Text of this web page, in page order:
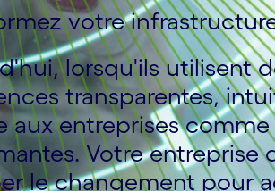
votre
lorsqu'ils utilisent
transparentes,
aux entreprises
Votre
le changement pour